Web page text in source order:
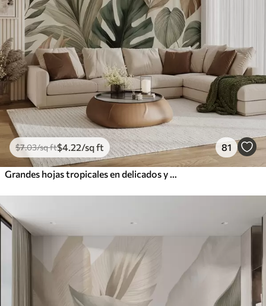
$7.03/sq ft$4 .22/sq ft 81